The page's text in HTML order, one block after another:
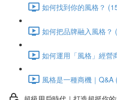
如何找到你的風格？
如何把品牌融入風格？
如何運用「風格」經營
風格是一種商機｜Q&A